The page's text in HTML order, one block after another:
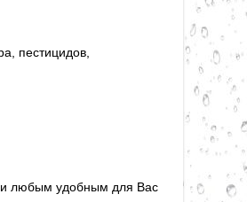
пестицидов,
любым удобным для Вас